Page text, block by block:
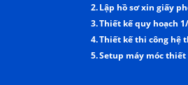
2.Lập hồ sơ xin giấy
3.Thiết kế quy hoạch
4.Thiết kế thi công hệ
5.Setup máy móc